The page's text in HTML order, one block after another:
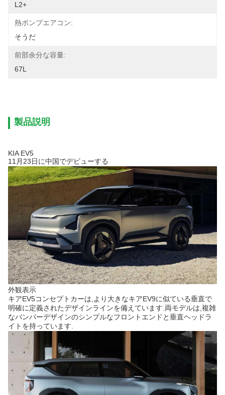
L2+
熱ポンプエアコン:
そうだ
前部余分な容量:
67L
製品説明
KIA EV5
11月23日に中国でデビューする
外観表示
キアEV5コンセプトカーは,より大きなキアEV9に似ている垂直で
明確に定義されたデザインラインを備えています.両モデルは,複雑
なバンパーデザインのシンプルなフロントエンドと垂直ヘッドラ
イトを持っています.